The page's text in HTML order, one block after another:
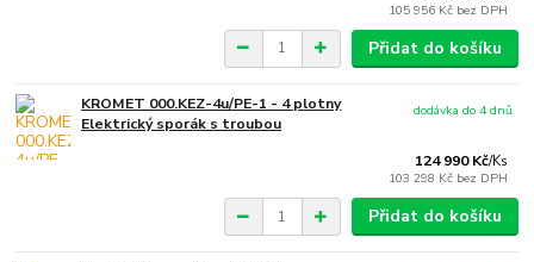
105 956 Kč bez DPH
Přidat do košíku
KROMET 000.KEZ-4u/PE-1 - 4 plotny
Elektrický sporák s troubou
124 990 Kč/Ks
103 298 Kč bez DPH
dodávka do 4 dnů
Přidat do košíku